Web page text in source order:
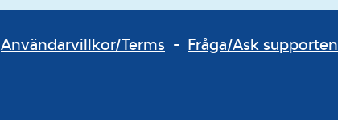
Användarvillkor/Terms - Fråga/Ask supporten